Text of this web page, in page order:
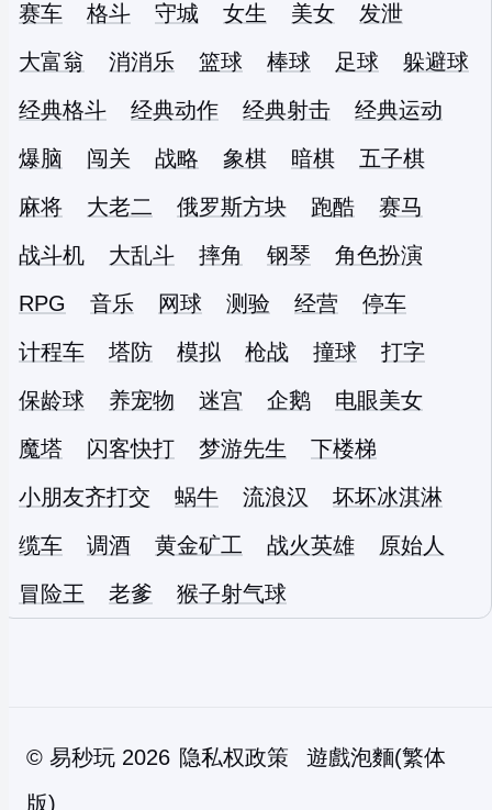
赛车 格斗 守城 女生 美女
发泄
大富翁
消消乐 篮球 棒球 足球
躲避球
经典格斗
经典动作 经典射击
经典运动
爆脑
闯关 战略 象棋 暗棋
五子棋
麻将
大老二 俄罗斯方块 跑酷
赛马
战斗机
大乱斗 摔角 钢琴
角色扮演
RPG
音乐 网球 测验 经营
停车
计程车
塔防 模拟 枪战 撞球
打字
保龄球
养宠物 迷宫 企鹅
电眼美女
魔塔
闪客快打 梦游先生
下楼梯
小朋友齐打交
蜗牛 流浪汉
坏坏冰淇淋
缆车
调酒 黄金矿工 战火英雄
原始人
冒险王
老爹 猴子射气球
© 易秒玩 2026 隐私权政策
遊戲泡麵(繁体
版)